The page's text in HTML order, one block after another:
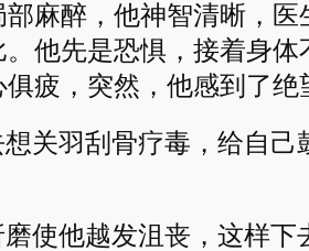
麻醉，他神智清晰，
他先是恐惧，接着身
疲，突然，他感到了
关羽刮骨疗毒，给自己
使他越发沮丧，这样下